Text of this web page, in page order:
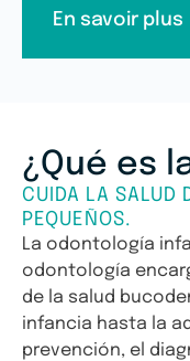
En savoir plus
¿Qué es
CUIDA LA SALUD
PEQUEÑOS.
La odontología
odontología
de la salud
infancia hasta la
prevención, el